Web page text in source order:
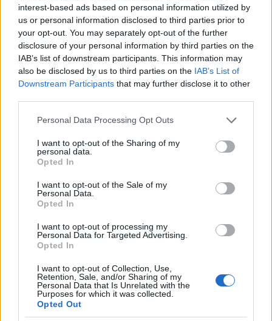
interest-based ads based on personal information utilized by
us or personal information disclosed to third parties prior to
your opt-out. You may separately opt-out of the further
disclosure of your personal information by third parties on the
IAB’s list of downstream participants. This information may
also be disclosed by us to third parties on the IAB’s List of
Downstream Participants that may further disclose it to other
Please note that this website/app uses one or more Google
not limited to your visit or usage behaviour. You may click to
grant or deny consent to Google and its third-party tags to
use your data for below specified purposes in below Google
consent section.
Personal Data Processing Opt Outs
I want to opt-out of the Sharing of my
personal data.
Opted In
I want to opt-out of the Sale of my
Personal Data.
Opted In
I want to opt-out of processing my
Personal Data for Targeted Advertising.
Opted In
I want to opt-out of Collection, Use,
Retention, Sale, and/or Sharing of my
Personal Data that Is Unrelated with the
Purposes for which it was collected.
Opted Out
Az Alwyn Court